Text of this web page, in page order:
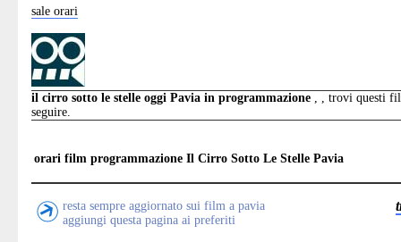
sale orari
il cirro sotto le stelle oggi Pavia in programmazione , , trovi questi
seguire.
orari film programmazione Il Cirro Sotto Le Stelle Pavia
resta sempre aggiornato sui film a pavia
aggiungi questa pagina ai preferiti